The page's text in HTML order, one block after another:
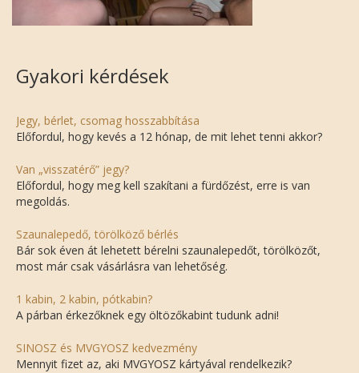
Gyakori kérdések
Jegy, bérlet, csomag hosszabbítása
Előfordul, hogy kevés a 12 hónap, de mit lehet tenni akkor?
Van „visszatérő” jegy?
Előfordul, hogy meg kell szakítani a fürdőzést, erre is van
megoldás.
Szaunalepedő, törölköző bérlés
Bár sok éven át lehetett bérelni szaunalepedőt, törölközőt,
most már csak vásárlásra van lehetőség.
1 kabin, 2 kabin, pótkabin?
A párban érkezőknek egy öltözőkabint tudunk adni!
SINOSZ és MVGYOSZ kedvezmény
Mennyit fizet az, aki MVGYOSZ kártyával rendelkezik?